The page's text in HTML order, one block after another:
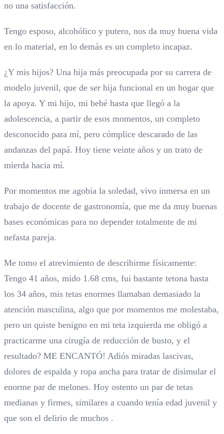
no una satisfacción.
Tengo esposo, alcohólico y putero, nos da muy buena vida
en lo material, en lo demás es un completo incapaz.
¿Y mis hijos? Una hija más preocupada por su carrera de
modelo juvenil, que de ser hija funcional en un hogar que
la apoya. Y mi hijo, mi bebé hasta que llegó a la
adolescencia, a partir de esos momentos, un completo
desconocido para mí, pero cómplice descarado de las
andanzas del papá. Hoy tiene veinte años y un trato de
mierda hacia mí.
Por momentos me agobia la soledad, vivo inmersa en un
trabajo de docente de gastronomía, que me da muy buenas
bases económicas para no depender totalmente de mi
nefasta pareja.
Me tomo el atrevimiento de describirme físicamente:
Tengo 41 años, mido 1.68 cms, fui bastante tetona hasta
los 34 años, mis tetas enormes llamaban demasiado la
atención masculina, algo que por momentos me molestaba,
pero un quiste benigno en mi teta izquierda me obligó a
practicarme una cirugía de reducción de busto, y el
resultado? ME ENCANTÓ! Adiós miradas lascivas,
dolores de espalda y ropa ancha para tratar de disimular el
enorme par de melones. Hoy ostento un par de tetas
medianas y firmes, similares a cuando tenía edad juvenil y
que son el delirio de muchos .